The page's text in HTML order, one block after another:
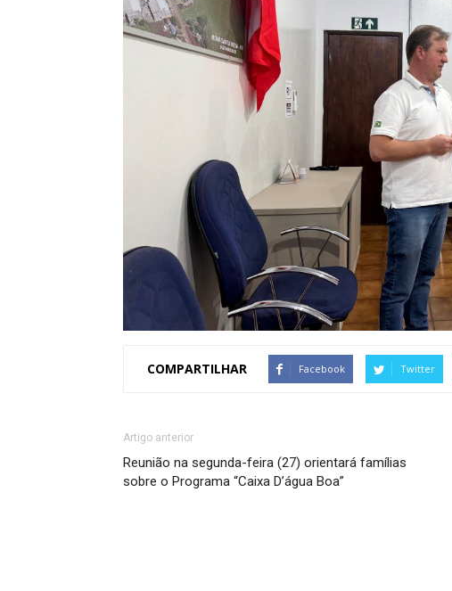
COMPARTILHAR Facebook Twitter
Artigo anterior
Reunião na segunda-feira (27) orientará famílias
sobre o Programa “Caixa D’água Boa”